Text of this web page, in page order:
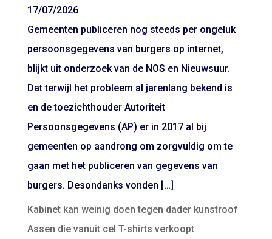
17/07/2026
Gemeenten publiceren nog steeds per ongeluk
persoonsgegevens van burgers op internet,
blijkt uit onderzoek van de NOS en Nieuwsuur.
Dat terwijl het probleem al jarenlang bekend is
en de toezichthouder Autoriteit
Persoonsgegevens (AP) er in 2017 al bij
gemeenten op aandrong om zorgvuldig om te
gaan met het publiceren van gegevens van
burgers. Desondanks vonden […]
Kabinet kan weinig doen tegen dader kunstroof
Assen die vanuit cel T-shirts verkoopt